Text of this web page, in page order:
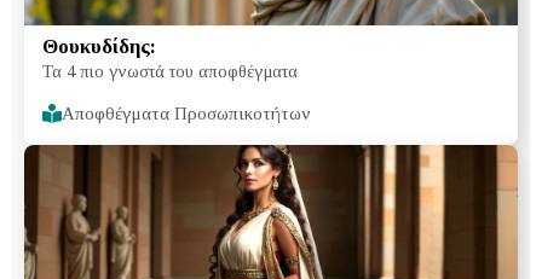
Θουκυδίδης:
Τα 4 πιο γνωστά του αποφθέγματα
Αποφθέγματα Προσωπικοτήτων